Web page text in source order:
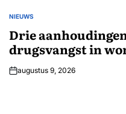
GEPLAATST
NIEUWS
Drie
drugsvangst in
augustus 9, 2026